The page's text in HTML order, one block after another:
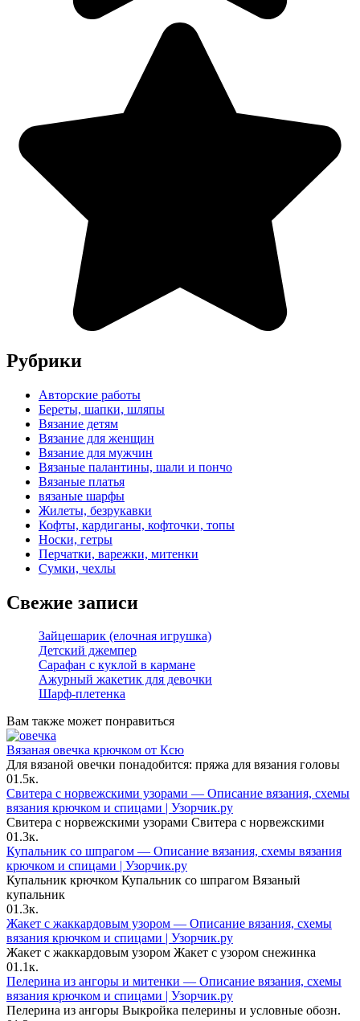
Рубрики
Авторские работы
Береты, шапки, шляпы
Вязание детям
Вязание для женщин
Вязание для мужчин
Вязаные палантины, шали и пончо
Вязаные платья
вязаные шарфы
Жилеты, безрукавки
Кофты, кардиганы, кофточки, топы
Носки, гетры
Перчатки, варежки, митенки
Сумки, чехлы
Свежие записи
Зайцешарик (елочная игрушка)
Детский джемпер
Сарафан с куклой в кармане
Ажурный жакетик для девочки
Шарф-плетенка
Вам также может понравиться
Вязаная овечка крючком от Ксю
Для вязаной овечки понадобится: пряжа для вязания головы
01.5к.
Свитера с норвежскими узорами — Описание вязания, схемы
вязания крючком и спицами | Узорчик.ру
Свитера с норвежскими узорами Свитера с норвежскими
01.3к.
Купальник со шпрагом — Описание вязания, схемы вязания
крючком и спицами | Узорчик.ру
Купальник крючком Купальник со шпрагом Вязаный
купальник
01.3к.
Жакет с жаккардовым узором — Описание вязания, схемы
вязания крючком и спицами | Узорчик.ру
Жакет с жаккардовым узором Жакет с узором снежинка
01.1к.
Пелерина из ангоры и митенки — Описание вязания, схемы
вязания крючком и спицами | Узорчик.ру
Пелерина из ангоры Выкройка пелерины и условные обозн.